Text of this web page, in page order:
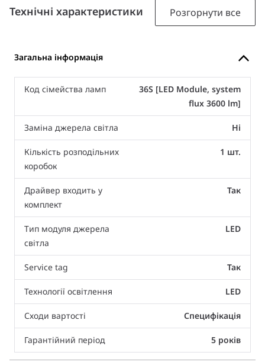
Технічні характеристики Розгорнути все
Загальна інформація
Код сімейства ламп
36S [LED Module, system
flux 3600 lm]
Заміна джерела світла Ні
Кількість розподільних
коробок
1 шт.
Драйвер входить у
комплект
Так
Тип модуля джерела
світла
LED
Service tag Так
Технології освітлення LED
Сходи вартості Специфікація
Гарантійний період 5 років